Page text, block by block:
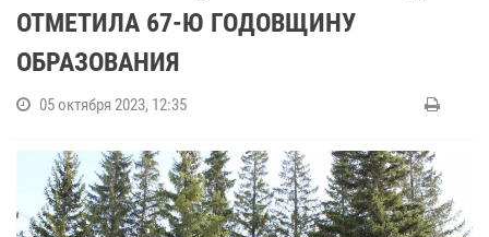
ОТМЕТИЛА 67-Ю ГОДОВЩИНУ
ОБРАЗОВАНИЯ
05 октября 2023, 12:35